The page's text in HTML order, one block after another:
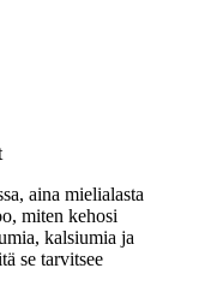
aina mielialasta
miten kehosi
kalsiumia ja
se tarvitsee